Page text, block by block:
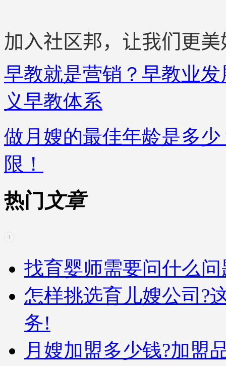
加入社区邦，让我们更
早教就是营销？早教业
义早教体系
做月嫂的最佳年龄是多
限！
热门 文章
找育婴师需要问什么
怎样挑选育儿嫂公司?
务!
月嫂加盟多少钱?加盟